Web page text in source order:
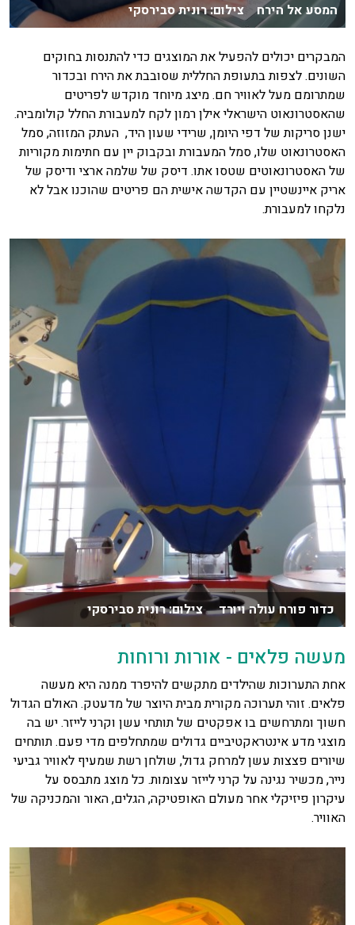
המסע אל הירח צילום: רונית סבירסקי
המבקרים יכולים להפעיל את המוצגים כדי להתנסות בחוקים
השונים. לצפות בתעופת החללית שסובבת את הירח ובכדור
שמתרומם מעל לאוויר חם. מיצג מיוחד מוקדש לפריטים
שהאסטרונאוט הישראלי אילן רמון לקח למעבורת החלל קולומביה.
ישנן סריקות של דפי היומן, שרידי שעון היד, העתק המזוזה, סמל
האסטרונאוט שלו, סמל המעבורת ובקבוק יין עם חתימות מקוריות
של האסטרונאוטים שטסו אתו. דיסק של שלמה ארצי ודיסק של
אריק איינשטיין עם הקדשה אישית הם פריטים שהוכנו אבל לא
נלקחו למעבורת.
כדור פורח עולה ויורד צילום: רונית סבירסקי
מעשה פלאים - אורות ורוחות
אחת התערוכות שהילדים מתקשים להיפרד ממנה היא מעשה
פלאים. זוהי תערוכה מקורית מבית היוצר של מדעטק. האולם הגדול
חשוך ומתרחשים בו אפקטים של תותחי עשן וקרני לייזר. יש בה
מוצגי מדע אינטראקטיביים גדולים שמתחלפים מדי פעם. תותחים
שיורים פצצות עשן למרחק גדול, שולחן רשת שמעיף לאוויר גביעי
נייר, מכשיר נגינה על קרני לייזר עצומות. כל מוצג מתבסס על
עיקרון פיזיקלי אחר מעולם האופטיקה, הגלים, האור והמכניקה של
האוויר.